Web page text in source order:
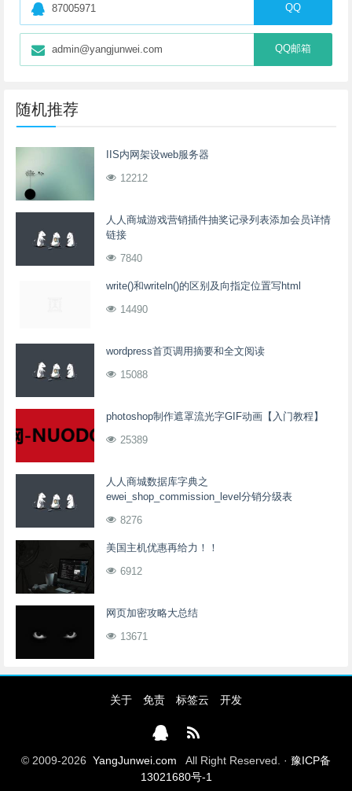
87005971 QQ
admin@yangjunwei.com QQ邮箱
随机推荐
IIS内网架设web服务器
12212
人人商城游戏营销插件抽奖记录列表添加会员详情
链接
7840
write()和writeln()的区别及向指定位置写html
14490
wordpress首页调用摘要和全文阅读
15088
photoshop制作遮罩流光字GIF动画【入门教程】
25389
人人商城数据库字典之
ewei_shop_commission_level分销分级表
8276
美国主机优惠再给力！！
6912
网页加密攻略大总结
13671
关于 免责 标签云 开发
© 2009-2026 YangJunwei.com All Right Reserved. · 豫ICP备
13021680号-1